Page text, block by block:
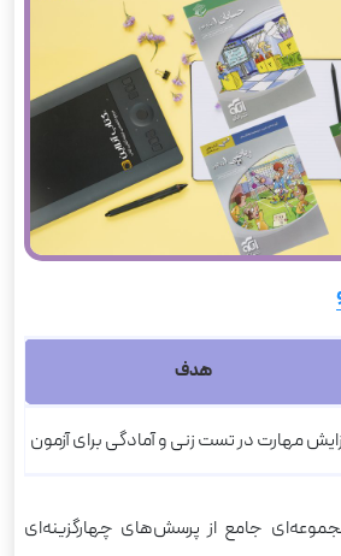
هدف
مهارت در تست زنی و آمادگی برای آزمون
جامع از پرسش‌های چهارگزینه‌ای